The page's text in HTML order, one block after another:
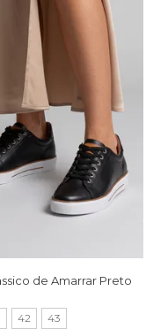
de Amarrar Preto
42 43